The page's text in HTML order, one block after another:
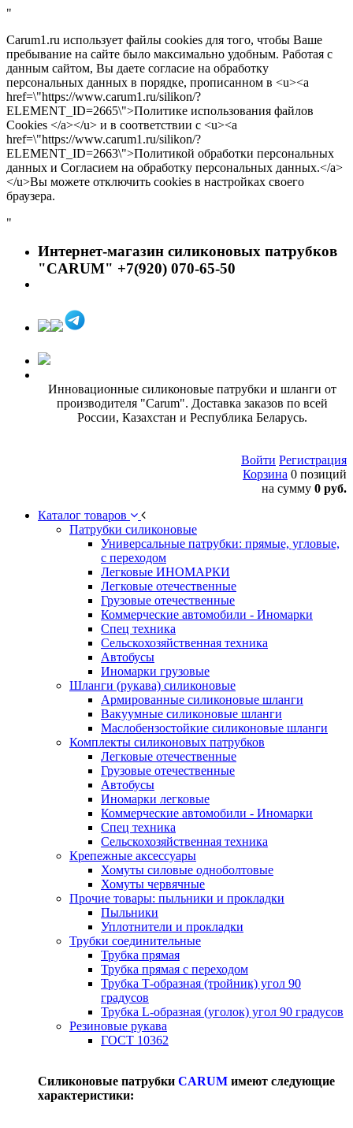
"
Carum1.ru использует файлы cookies для того, чтобы Ваше
пребывание на сайте было максимально удобным. Работая с
данным сайтом, Вы даете согласие на обработку
персональных данных в порядке, прописанном в <u><a
href=\"https://www.carum1.ru/silikon/?
ELEMENT_ID=2665\">Политике использования файлов
Cookies </a></u> и в соответствии с <u><a
href=\"https://www.carum1.ru/silikon/?
ELEMENT_ID=2663\">Политикой обработки персональных
данных и Согласием на обработку персональных данных.</a>
</u>Вы можете отключить cookies в настройках своего
браузера.
"
Интернет-магазин силиконовых патрубков
"CARUM" +7(920) 070-65-50
Инновационные силиконовые патрубки и шланги от
производителя "Carum". Доставка заказов по всей
России, Казахстан и Республика Беларусь.
Войти Регистрация
Корзина 0 позиций
на сумму 0 руб.
Каталог товаров
Патрубки силиконовые
Универсальные патрубки: прямые, угловые,
с переходом
Легковые ИНОМАРКИ
Легковые отечественные
Грузовые отечественные
Коммерческие автомобили - Иномарки
Спец техника
Сельскохозяйственная техника
Автобусы
Иномарки грузовые
Шланги (рукава) силиконовые
Армированные силиконовые шланги
Вакуумные силиконовые шланги
Маслобензостойкие силиконовые шланги
Комплекты силиконовых патрубков
Легковые отечественные
Грузовые отечественные
Автобусы
Иномарки легковые
Коммерческие автомобили - Иномарки
Спец техника
Сельскохозяйственная техника
Крепежные аксессуары
Хомуты силовые одноболтовые
Хомуты червячные
Прочие товары: пыльники и прокладки
Пыльники
Уплотнители и прокладки
Трубки соединительные
Трубка прямая
Трубка прямая с переходом
Трубка Т-образная (тройник) угол 90
градусов
Трубка L-образная (уголок) угол 90 градусов
Резиновые рукава
ГОСТ 10362
Силиконовые патрубки CARUM имеют следующие
характеристики: